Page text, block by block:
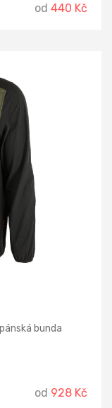
od 440 Kč
bunda
od 928 Kč